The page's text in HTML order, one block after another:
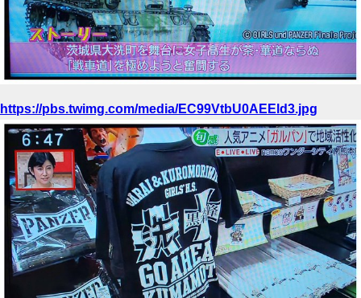
https://pbs.twimg.com/media/EC99VtbU0AEEld3.jpg